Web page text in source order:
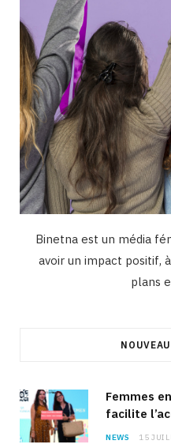
Binetna est un média
avoir un impact positif,
plans
Femmes
facilite
NEWS 15